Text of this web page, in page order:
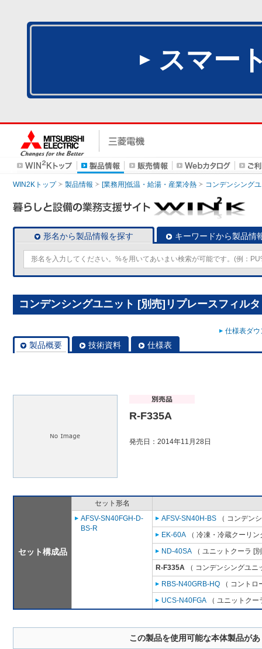
スマー
WIN2Kトップ 製品情報 [業務用]低温・給湯・産業冷熱 コンデンシング
形名から製品情報を探す キーワードから製品情
コンデンシングユニット [別売]リプレースフィル
仕様表ダ
製品概要 技術資料 仕様表
R-F335A
発売日：2014年11月28日
セット構成品
セット形名
AFSV-SN40FGH-D-
BS-R
AFSV-SN40H-BS （ コンデン
EK-60A （ 冷凍・冷蔵クーリ
ND-40SA （ ユニットクーラ [
R-F335A （ コンデンシングユ
RBS-N40GRB-HQ （ コント
UCS-N40FGA （ ユニットク
この製品を使用可能な本体製品が